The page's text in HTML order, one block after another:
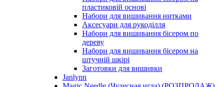
пластиковій основі
Набори для вишивання нитками
Аксесуари для рукоділля
Набори для вишивання бісером по
дереву
Набори для вишивання бісером на
штучній шкірі
Заготовки для вишивки
Janlynn